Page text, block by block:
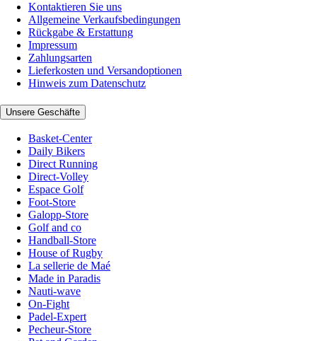
Kontaktieren Sie uns
Allgemeine Verkaufsbedingungen
Rückgabe & Erstattung
Impressum
Zahlungsarten
Lieferkosten und Versandoptionen
Hinweis zum Datenschutz
Unsere Geschäfte
Basket-Center
Daily Bikers
Direct Running
Direct-Volley
Espace Golf
Foot-Store
Galopp-Store
Golf and co
Handball-Store
House of Rugby
La sellerie de Maé
Made in Paradis
Nauti-wave
On-Fight
Padel-Expert
Pecheur-Store